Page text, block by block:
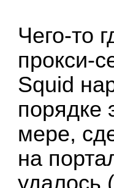
Чего-то
прокси-
Squid
порядке
мере,
на